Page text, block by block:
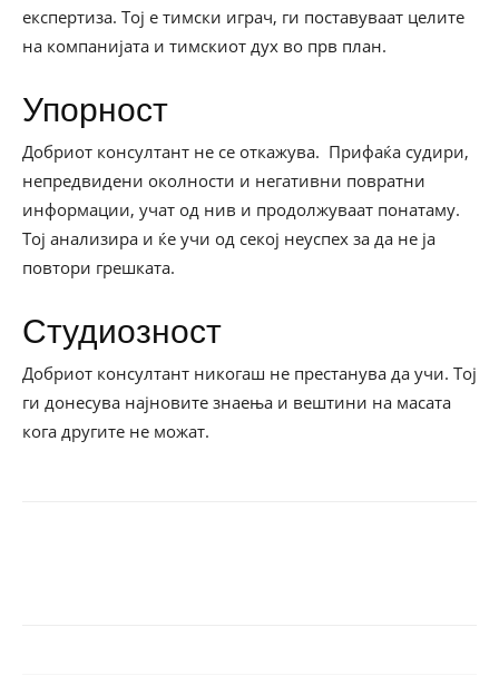
експертиза. Тој е тимски играч, ги поставуваат целите
на компанијата и тимскиот дух во прв план.
Упорност
Добриот консултант не се откажува. Прифаќа судири,
непредвидени околности и негативни повратни
информации, учат од нив и продолжуваат понатаму.
Тој анализира и ќе учи од секој неуспех за да не ја
повтори грешката.
Студиозност
Добриот консултант никогаш не престанува да учи. Тој
ги донесува најновите знаења и вештини на масата
кога другите не можат.